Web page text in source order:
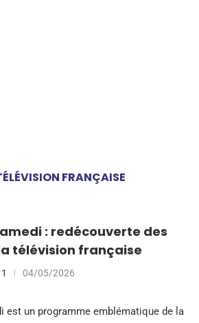
FRANÇAISE
: redécouverte des
télévision française
04/05/2026
est un programme emblématique de la